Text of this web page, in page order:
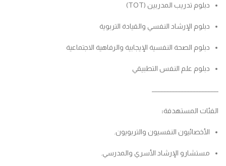
دبلوم تدريب المدربين (TOT)
دبلوم الإرشاد النفسي والقيادة التربوية
دبلوم الصحة النفسية الإيجابية والرفاهية الاجتماعية
دبلوم علم النفس التطبيقي
الفئات المستهدفة:
الأخصائيون النفسيون والتربويون.
مستشارو الإرشاد الأسري والمدرسي.